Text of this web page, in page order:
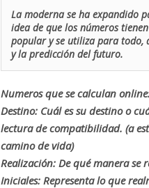
La moderna se ha expandido
idea de que los números
popular y se utiliza para todo,
y la predicción del futuro.
Numeros que se calculan
Destino: Cuál es su destino o
lectura de compatibilidad. (a
camino de vida)
Realización: De qué manera se
Iniciales: Representa lo que